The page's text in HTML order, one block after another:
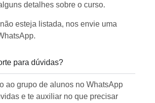
detalhes sobre o curso.
esteja listada, nos envie uma
para dúvidas?
ao grupo de alunos no WhatsApp
e te auxiliar no que precisar